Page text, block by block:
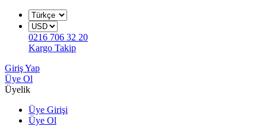
0216 706 32 20
Kargo Takip
Giriş Yap
Üye Ol
Üyelik
Üye Girişi
Üye Ol